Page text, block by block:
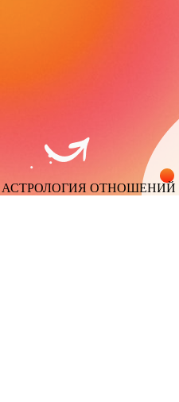
АСТРОЛОГИЯ ОТНОШЕНИЙ